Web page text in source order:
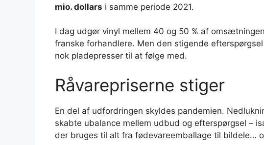
mio. dollars i samme periode 2021.
I dag udgør vinyl mellem 40 og 50 % af
franske forhandlere. Men den stigende
nok pladepresser til at følge med.
Råvarepriserne stiger
En del af udfordringen skyldes pandemien.
skabte ubalance mellem udbud og efterspørgsel –
der bruges til alt fra fødevareemballage til bildele…